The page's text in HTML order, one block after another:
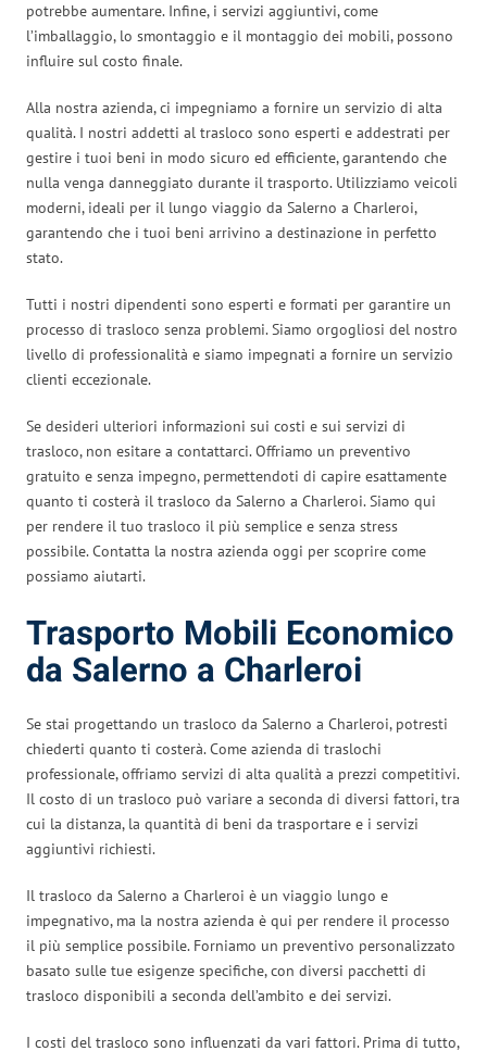
potrebbe aumentare. Infine, i servizi aggiuntivi, come
l’imballaggio, lo smontaggio e il montaggio dei mobili, possono
influire sul costo finale.
Alla nostra azienda, ci impegniamo a fornire un servizio di alta
qualità. I nostri addetti al trasloco sono esperti e addestrati per
gestire i tuoi beni in modo sicuro ed efficiente, garantendo che
nulla venga danneggiato durante il trasporto. Utilizziamo veicoli
moderni, ideali per il lungo viaggio da Salerno a Charleroi,
garantendo che i tuoi beni arrivino a destinazione in perfetto
stato.
Tutti i nostri dipendenti sono esperti e formati per garantire un
processo di trasloco senza problemi. Siamo orgogliosi del nostro
livello di professionalità e siamo impegnati a fornire un servizio
clienti eccezionale.
Se desideri ulteriori informazioni sui costi e sui servizi di
trasloco, non esitare a contattarci. Offriamo un preventivo
gratuito e senza impegno, permettendoti di capire esattamente
quanto ti costerà il trasloco da Salerno a Charleroi. Siamo qui
per rendere il tuo trasloco il più semplice e senza stress
possibile. Contatta la nostra azienda oggi per scoprire come
possiamo aiutarti.
Trasporto Mobili Economico
da Salerno a Charleroi
Se stai progettando un trasloco da Salerno a Charleroi, potresti
chiederti quanto ti costerà. Come azienda di traslochi
professionale, offriamo servizi di alta qualità a prezzi competitivi.
Il costo di un trasloco può variare a seconda di diversi fattori, tra
cui la distanza, la quantità di beni da trasportare e i servizi
aggiuntivi richiesti.
Il trasloco da Salerno a Charleroi è un viaggio lungo e
impegnativo, ma la nostra azienda è qui per rendere il processo
il più semplice possibile. Forniamo un preventivo personalizzato
basato sulle tue esigenze specifiche, con diversi pacchetti di
trasloco disponibili a seconda dell’ambito e dei servizi.
I costi del trasloco sono influenzati da vari fattori. Prima di tutto,